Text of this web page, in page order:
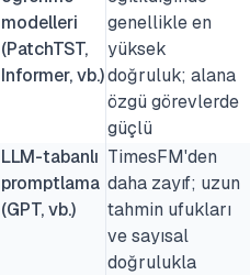
modelleri
(PatchTST,
Informer, vb.)
genellikle en
yüksek
doğruluk; alana
özgü görevlerde
güçlü
LLM-tabanlı
promptlama
(GPT, vb.)
TimesFM'den
daha zayıf; uzun
tahmin ufukları
ve sayısal
doğrulukla